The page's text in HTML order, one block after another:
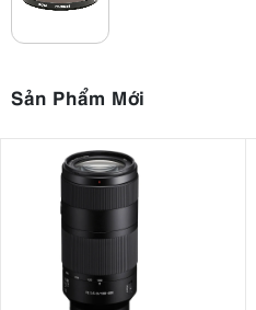
Sản Phẩm Mới